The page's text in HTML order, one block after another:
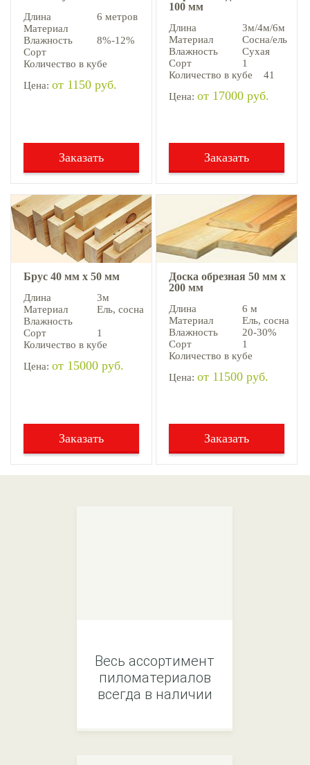
Длина
6 метров
Материал
Влажность
8%-12%
Сорт
Количество в кубе
Цена: от 1150 руб.
Заказать
100 мм
Длина
3м/4м/6м
Материал
Сосна/ель
Влажность
Сухая
Сорт
1
Количество в кубе
41
Цена: от 17000 руб.
Заказать
Брус 40 мм х 50 мм
Длина
3м
Материал
Ель, cосна
Влажность
Сорт
1
Количество в кубе
Цена: от 15000 руб.
Заказать
Доска обрезная 50 мм х
200 мм
Длина
6 м
Материал
Ель, cосна
Влажность
20-30%
Сорт
1
Количество в кубе
Цена: от 11500 руб.
Заказать
Весь ассортимент
пиломатериалов
всегда в наличии